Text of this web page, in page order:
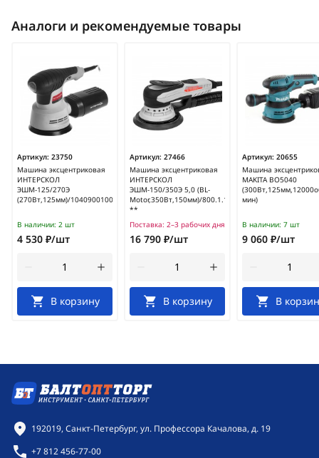
Аналоги и рекомендуемые товары
Артикул: 23750
Машина эксцентриковая
ИНТЕРСКОЛ
ЭШМ-125/270Э
(270Вт,125мм)/1040900100
В наличии: 2 шт
4 530 ₽/шт
В корзину
Артикул: 27466
Машина эксцентриковая
ИНТЕРСКОЛ
ЭШМ-150/350Э 5,0 (BL-
Motor,350Вт,150мм)/800.1.1.70
**
Поставка: 2–3 рабочих дня
16 790 ₽/шт
В корзину
Артикул: 20655
Машина
MAKITA BO5040
мин)
В наличии: 7 шт
9 060 ₽/шт
В
Контактная информация
192019, Санкт-Петербург, ул. Профессора Качалова, д. 19
+7 812 456-77-00